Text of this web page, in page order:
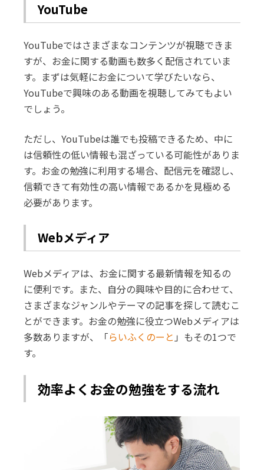
YouTube
YouTubeではさまざまなコンテンツが視聴できま
すが、お金に関する動画も数多く配信されていま
す。まずは気軽にお金について学びたいなら、
YouTubeで興味のある動画を視聴してみてもよい
でしょう。
ただし、YouTubeは誰でも投稿できるため、中に
は信頼性の低い情報も混ざっている可能性がありま
す。お金の勉強に利用する場合、配信元を確認し、
信頼できて有効性の高い情報であるかを見極める
必要があります。
Webメディア
Webメディアは、お金に関する最新情報を知るの
に便利です。また、自分の興味や目的に合わせて、
さまざまなジャンルやテーマの記事を探して読むこ
とができます。お金の勉強に役立つWebメディアは
多数ありますが、「らいふくのーと 」もその1つで
す。
効率よくお金の勉強をする流れ